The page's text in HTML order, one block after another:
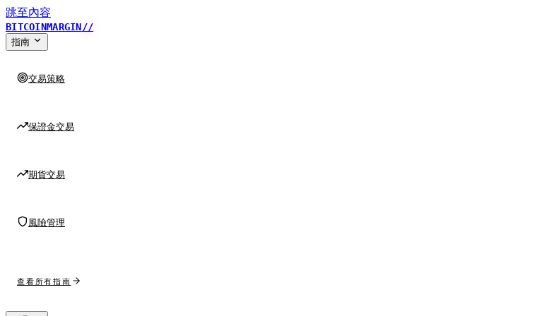
跳至內容
BITCOINMARGIN//
指南
交易策略
保證金交易
期貨交易
風險管理
查看所有指南